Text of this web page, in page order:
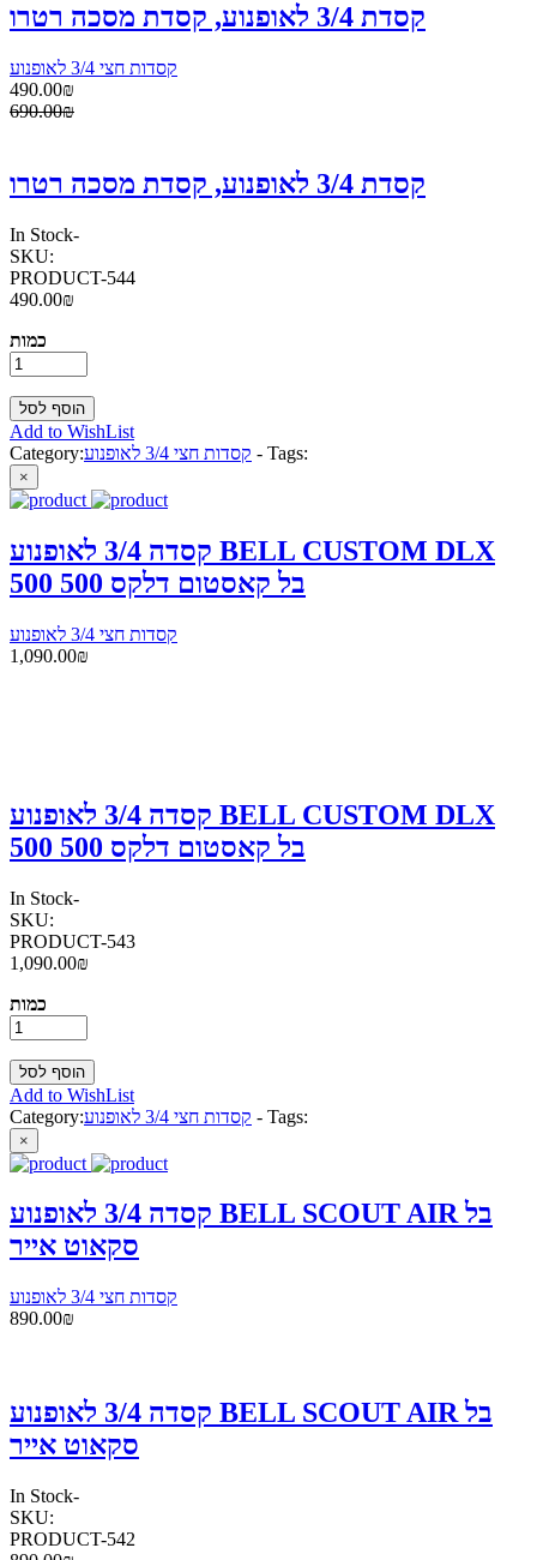
קסדת 3/4 לאופנוע, קסדת מסכה רטרו
קסדות חצי 3/4 לאופנוע
490.00₪
690.00₪
קסדת 3/4 לאופנוע, קסדת מסכה רטרו
In Stock-
SKU:
PRODUCT-544
490.00₪
כמות
Add to WishList
Category:
קסדות חצי 3/4 לאופנוע - Tags:
×
קסדה 3/4 לאופנוע BELL CUSTOM DLX
500 בל קאסטום דלקס 500
קסדות חצי 3/4 לאופנוע
1,090.00₪
קסדה 3/4 לאופנוע BELL CUSTOM DLX
500 בל קאסטום דלקס 500
In Stock-
SKU:
PRODUCT-543
1,090.00₪
כמות
Add to WishList
Category:
קסדות חצי 3/4 לאופנוע - Tags:
×
קסדה 3/4 לאופנוע BELL SCOUT AIR בל
סקאוט אייר
קסדות חצי 3/4 לאופנוע
890.00₪
קסדה 3/4 לאופנוע BELL SCOUT AIR בל
סקאוט אייר
In Stock-
SKU:
PRODUCT-542